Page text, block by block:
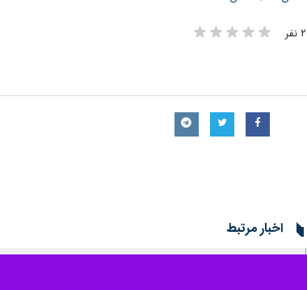
۲ نفر
اخبار مرتبط
امام جمعه گنبدکاووس: